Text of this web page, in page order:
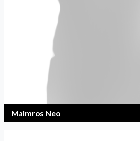
Malmros Neo